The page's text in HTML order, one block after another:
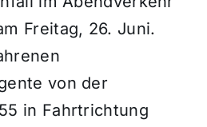
Freitag, 26. Juni.
von der
in Fahrtrichtung